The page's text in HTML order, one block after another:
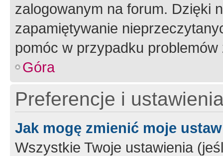
zalogowanym na forum. Dzięki
zapamiętywanie
pomóc w przypadku
Góra
Preferencje i
Jak mogę zmienić moje
Wszystkie Twoje ustawienia